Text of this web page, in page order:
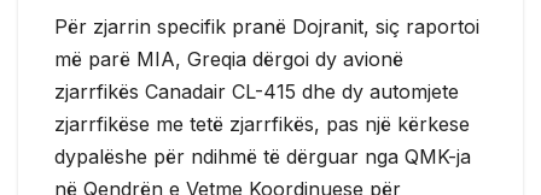
Për zjarrin specifik pranë Dojranit, siç raportoi
më parë MIA, Greqia dërgoi dy avionë
zjarrfikës Canadair CL-415 dhe dy automjete
zjarrfikëse me tetë zjarrfikës, pas një kërkese
dypalëshe për ndihmë të dërguar nga QMK-ja
në Qendrën e Vetme Koordinuese për